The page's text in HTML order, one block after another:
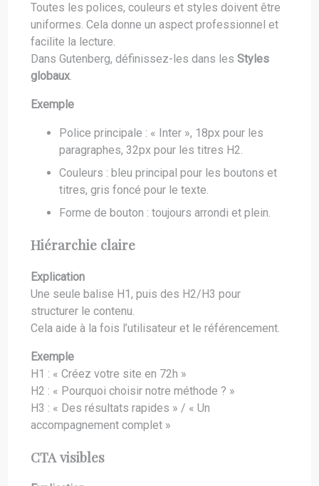
Toutes les polices, couleurs et styles doivent être
uniformes. Cela donne un aspect professionnel et
facilite la lecture.
Dans Gutenberg, définissez-les dans lesStyles
globaux.
Exemple
Police principale : « Inter », 18px pour les
paragraphes, 32px pour les titres H2.
Couleurs : bleu principal pour les boutons et
titres, gris foncé pour le texte.
Forme de bouton : toujours arrondi et plein.
Hiérarchie claire
Explication
Une seule balise H1, puis des H2/H3 pour
structurer le contenu.
Cela aide à la fois l’utilisateur et le référencement.
Exemple
H1 : « Créez votre site en 72h »
H2 : « Pourquoi choisir notre méthode ? »
H3 : « Des résultats rapides » / « Un
accompagnement complet »
CTA visibles